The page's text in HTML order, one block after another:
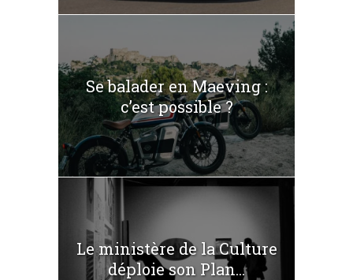
Se balader en Maeving :
c’est possible ?
Le ministère de la Culture
déploie son Plan...